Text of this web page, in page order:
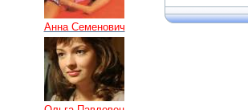
Анна Семенович